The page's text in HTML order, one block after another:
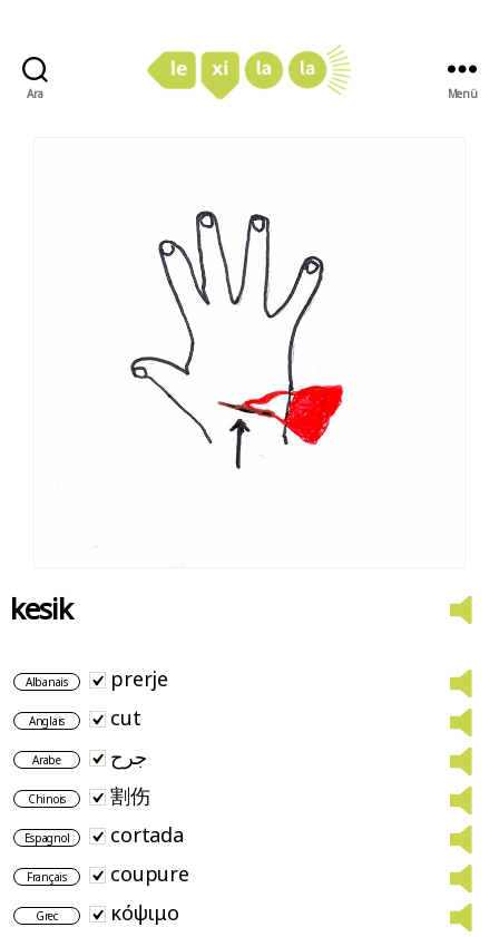
Ara Menü
kesik
Albanais prerje
Anglais cut
Arabe جرح
Chinois 割伤
Espagnol cortada
Français coupure
Grec κόψιμο